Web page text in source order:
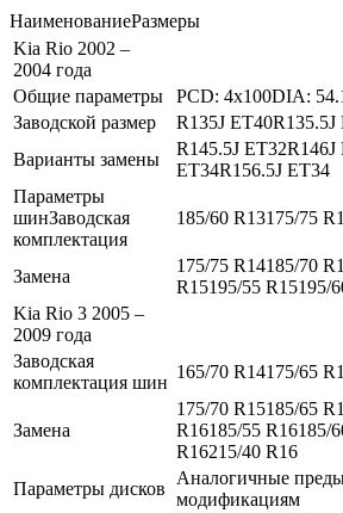
НаименованиеРазмеры
Kia Rio 2002 –
2004 года
Общие параметры
PCD: 4x100DIA:
Заводской размер
R135J ET40R135.5J
Варианты замены
R145.5J ET32R146J
ET34R156.5J ET34
Параметры
шинЗаводская
комплектация
185/60 R13175/75
Замена
175/75 R14185/70
R15195/55 R15195/
Kia Rio 3 2005 –
2009 года
Заводская
комплектация шин
165/70 R14175/65
Замена
175/70 R15185/65
R16185/55 R16185/
R16215/40 R16
Параметры дисков
Аналогичные
модификациям